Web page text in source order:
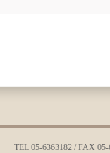
TEL 05-6363182 / FAX